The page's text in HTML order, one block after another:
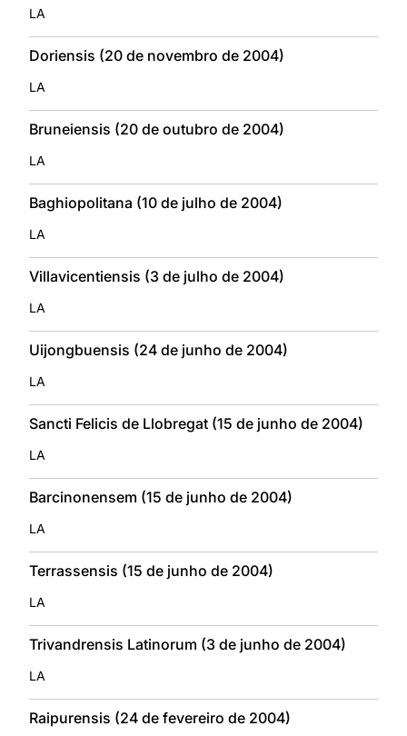
LA
Doriensis (20 de novembro de 2004)
LA
Bruneiensis (20 de outubro de 2004)
LA
Baghiopolitana (10 de julho de 2004)
LA
Villavicentiensis (3 de julho de 2004)
LA
Uijongbuensis (24 de junho de 2004)
LA
Sancti Felicis de Llobregat (15 de junho de 2004)
LA
Barcinonensem (15 de junho de 2004)
LA
Terrassensis (15 de junho de 2004)
LA
Trivandrensis Latinorum (3 de junho de 2004)
LA
Raipurensis (24 de fevereiro de 2004)